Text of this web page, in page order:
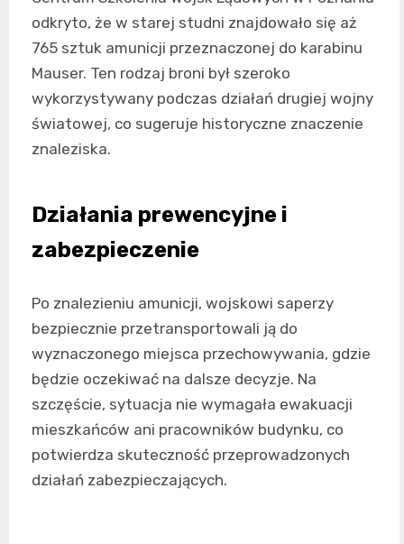
odkryto, że w starej studni znajdowało się aż
765 sztuk amunicji przeznaczonej do karabinu
Mauser. Ten rodzaj broni był szeroko
wykorzystywany podczas działań drugiej wojny
światowej, co sugeruje historyczne znaczenie
znaleziska.
Działania prewencyjne i
zabezpieczenie
Po znalezieniu amunicji, wojskowi saperzy
bezpiecznie przetransportowali ją do
wyznaczonego miejsca przechowywania, gdzie
będzie oczekiwać na dalsze decyzje. Na
szczęście, sytuacja nie wymagała ewakuacji
mieszkańców ani pracowników budynku, co
potwierdza skuteczność przeprowadzonych
działań zabezpieczających.